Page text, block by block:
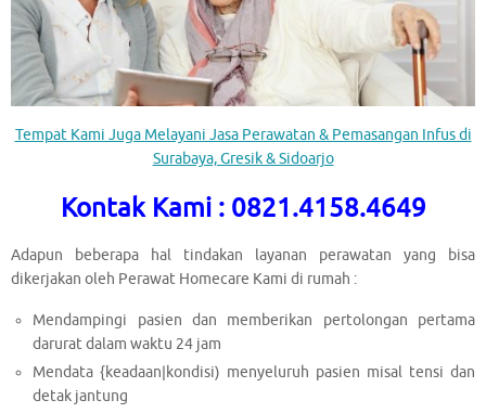
Tempat Kami Juga Melayani Jasa Perawatan & Pemasangan Infus di
Surabaya, Gresik & Sidoarjo
Kontak Kami : 0821.4158.4649
Adapun beberapa hal tindakan layanan perawatan yang bisa
dikerjakan oleh Perawat Homecare Kami di rumah :
Mendampingi pasien dan memberikan pertolongan pertama
darurat dalam waktu 24 jam
Mendata {keadaan|kondisi) menyeluruh pasien misal tensi dan
detak jantung